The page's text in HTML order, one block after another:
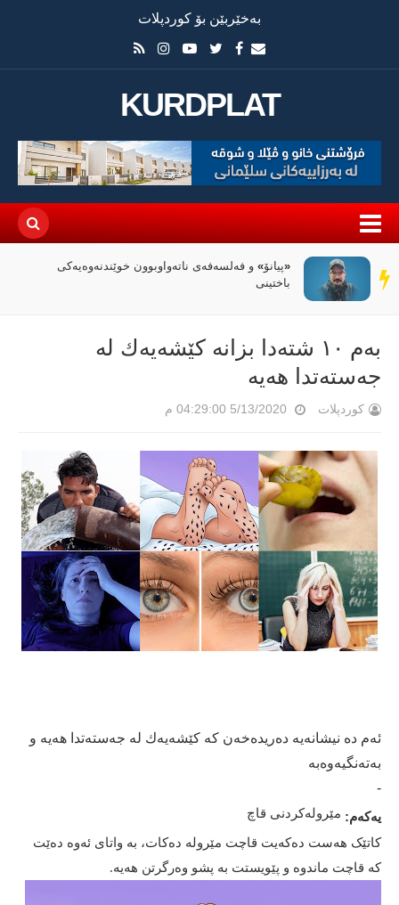
بەخێربێن بۆ کوردپلات
KURDPLAT
سەر
دێڕ
«پیانۆ» و فەلسەفەی ناتەواوبوون خوێندنەوەیەکی
باختینی
بەم ١٠ شتەدا بزانە كێشەیەك لە
جەستەتدا هەیە
کوردپلات 5/13/2020 04:29:00 م
ئەم دە نیشانەیە دەریدەخەن كە كێشەیەك لە جەستەتدا هەیە و
بەتەنگیەوەبە
-
یەکەم: مێرولەکردنی قاچ
کاتێک هەست دەکەیت قاچت مێرولە دەکات، بە واتای ئەوە دەێت
کە قاچت ماندوە و پێویستت بە پشو وەرگرتن هەیە.